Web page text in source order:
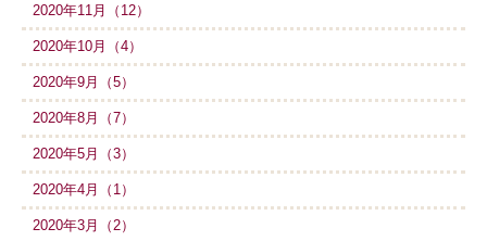
2020年11月（12）
2020年10月（4）
2020年9月（5）
2020年8月（7）
2020年5月（3）
2020年4月（1）
2020年3月（2）